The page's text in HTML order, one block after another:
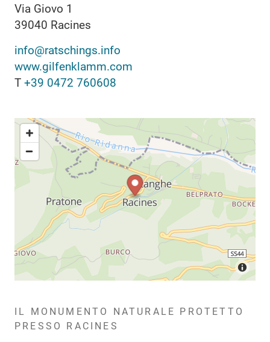
Via Giovo 1
39040 Racines
info@ratschings.info
www.gilfenklamm.com
T +39 0472 760608
IL MONUMENTO NATURALE PROTETTO
PRESSO RACINES